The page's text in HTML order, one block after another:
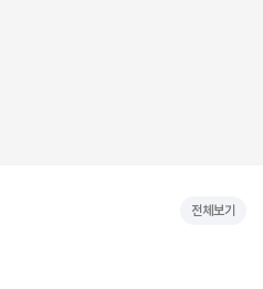
전체보기